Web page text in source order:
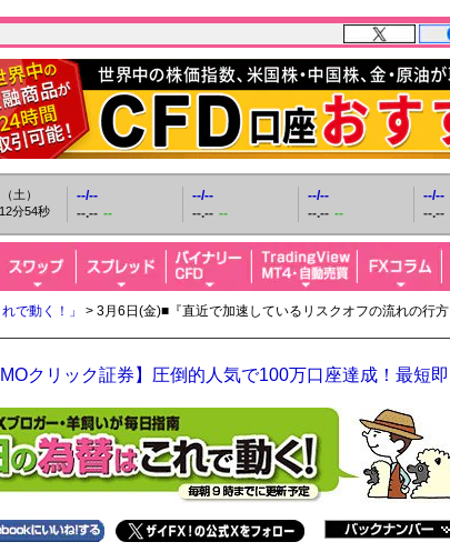
土）
分55秒
--/--
--.-- --
--/--
--.-- --
--/--
--.-- --
--/--
--.--
で動く！」
> 3月6日(金)■『直近で加速しているリスクオフの流れの行
クリック証券】圧倒的人気で100万口座達成！最短